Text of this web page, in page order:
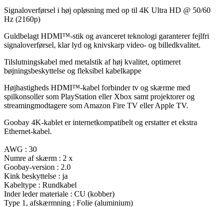
Signaloverførsel i høj opløsning med op til 4K Ultra HD @ 50/60
Hz (2160p)
Guldbelagt HDMI™-stik og avanceret teknologi garanterer fejlfri
signaloverførsel, klar lyd og knivskarp video- og billedkvalitet.
Tilslutningskabel med metalstik af høj kvalitet, optimeret
bøjningsbeskyttelse og fleksibel kabelkappe
Højhastigheds HDMI™-kabel forbinder tv og skærme med
spilkonsoller som PlayStation eller Xbox samt projektorer og
streamingmodtagere som Amazon Fire TV eller Apple TV.
Goobay 4K-kablet er internetkompatibelt og erstatter et ekstra
Ethernet-kabel.
AWG : 30
Numre af skærm : 2 x
Goobay-version : 2.0
Kink beskyttelse : ja
Kabeltype : Rundkabel
Inder leder materiale : CU (kobber)
Type 1, afskærmning : Folie (aluminium)